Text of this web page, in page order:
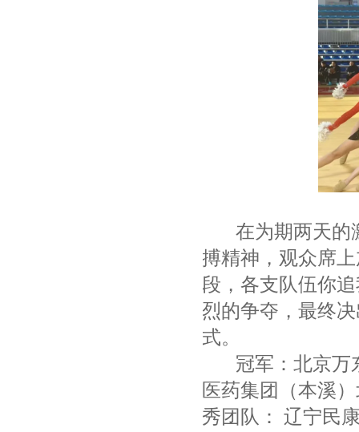
在为期两天的
搏精神，观众席
段，各支队伍你
烈的争夺，最终
式。
冠军：北京万
医药集团（本溪
秀团队： 辽宁民